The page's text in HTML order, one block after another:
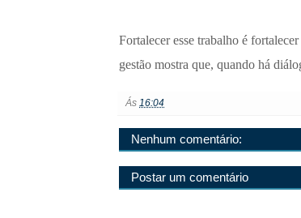
Fortalecer esse trabalho é
gestão mostra que, quando há
Ás 16:04
Nenhum comentário:
Postar um comentário